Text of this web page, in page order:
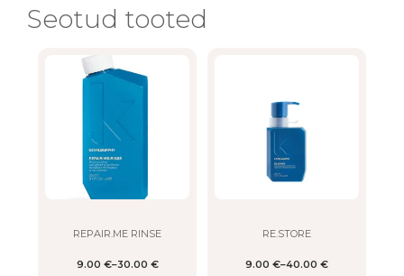
Seotud tooted
REPAIR.ME RINSE
9.00 €–30.00 €
product
product
RE.STORE
9.00 €–40.00 €
product